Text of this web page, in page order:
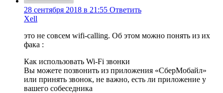
28 сентября 2018 в 21:55 Ответить
Xell
это не совсем wifi-calling. Об этом можно понять из их
фака :
Как использовать Wi-Fi звонки
Вы можете позвонить из приложения «СберМобайл»
или принять звонок, не важно, есть ли приложение у
вашего собеседника